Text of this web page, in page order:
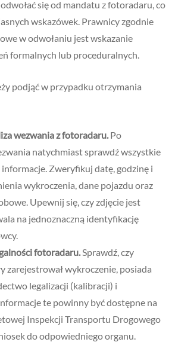
się od mandatu z fotoradaru, co
wskazówek. Prawnicy zgodnie
w odwołaniu jest wskazanie
formalnych lub proceduralnych.
podjąć w przypadku otrzymania
wezwania z fotoradaru. Po
natychmiast sprawdź wszystkie
Zweryfikuj datę, godzinę i
wykroczenia, dane pojazdu oraz
Upewnij się, czy zdjęcie jest
na jednoznaczną identyfikację
fotoradaru. Sprawdź, czy
zarejestrował wykroczenie, posiada
legalizacji (kalibracji) i
te powinny być dostępne na
Inspekcji Transportu Drogowego
do odpowiedniego organu.